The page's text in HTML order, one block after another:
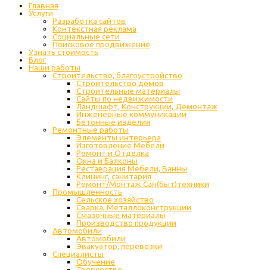
Главная
Услуги
Разработка сайтов
Контекстная реклама
Социальные сети
Поисковое продвижение
Узнать стоимость
Блог
Наши работы
Строительство, благоустройство
Строительство домов
Строительные материалы
Сайты по недвижимости
Ландшафт, Конструкции, Демонтаж
Инженерные коммуникации
Бетонные изделия
Ремонтные работы
Элементы интерьера
Изготовление Мебели
Ремонт и Отделка
Окна и Балконы
Реставрация Мебели, Ванны
Клининг, санитария
Ремонт/Монтаж Сан(Быт)техники
Промышленность
Cельское хозяйство
Сварка, Металлоконструкции
Cмазочные материалы
Производство продукции
Автомобили
Автомобили
Эвакуатор, перевозки
Специалисты
Обучение